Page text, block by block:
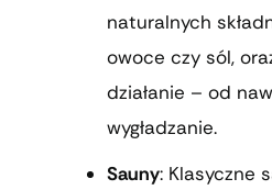
naturalnych
owoce czy sól,
działanie – od
wygładzanie.
Sauny: Klasyczne